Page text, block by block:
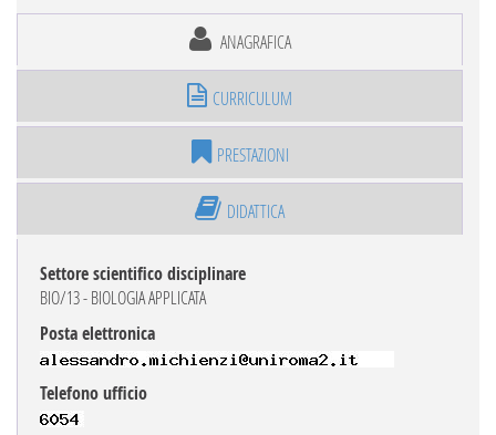
ANAGRAFICA
CURRICULUM
PRESTAZIONI
DIDATTICA
Settore scientifico disciplinare
BIO/13 - BIOLOGIA APPLICATA
Posta elettronica
Telefono ufficio